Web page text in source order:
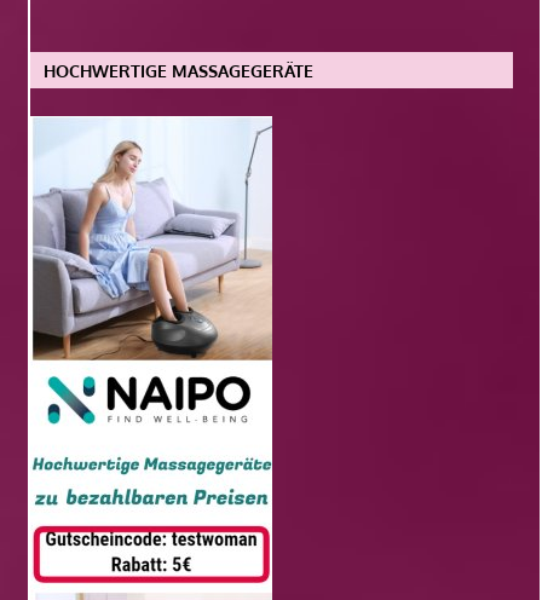
HOCHWERTIGE MASSAGEGERÄTE